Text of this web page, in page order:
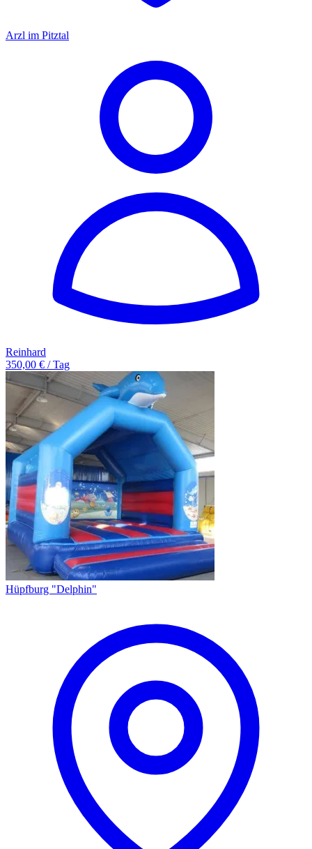
Arzl im Pitztal
Reinhard
350,00 € / Tag
Hüpfburg "Delphin"